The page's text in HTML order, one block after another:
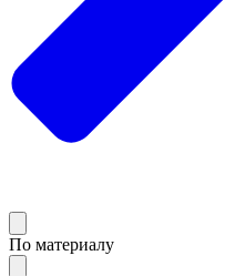
По материалу